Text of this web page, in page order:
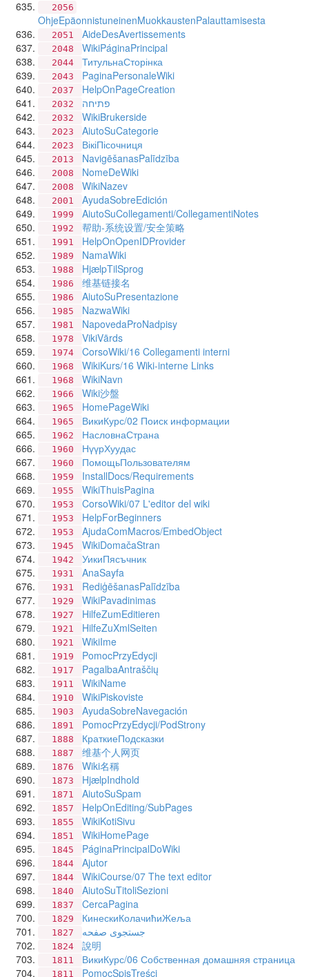
2056
OhjeEpäonnistuneinenMuokkaustenPalauttamisesta
2051 AideDesAvertissements
2048 WikiPáginaPrincipal
2044 ТитульнаСторінка
2043 PaginaPersonaleWiki
2037 HelpOnPageCreation
2032 פתיחה
2032 WikiBrukerside
2023 AiutoSuCategorie
2023 ВікіПісочниця
2013 NavigēšanasPalīdzība
2008 NomeDeWiki
2008 WikiNazev
2001 AyudaSobreEdición
1999 AiutoSuCollegamenti/CollegamentiNotes
1992 帮助-系统设置/安全策略
1991 HelpOnOpenIDProvider
1989 NamaWiki
1988 HjælpTilSprog
1986 维基链接名
1986 AiutoSuPresentazione
1985 NazwaWiki
1981 NapovedaProNadpisy
1978 VikiVārds
1974 CorsoWiki/16 Collegamenti interni
1968 WikiKurs/16 Wiki-interne Links
1968 WikiNavn
1966 Wiki沙盤
1965 HomePageWiki
1965 ВикиКурс/02 Поиск информации
1962 НасловнаСтрана
1960 НүүрХуудас
1960 ПомощьПользователям
1959 InstallDocs/Requirements
1955 WikiThuisPagina
1953 CorsoWiki/07 L'editor del wiki
1953 HelpForBeginners
1953 AjudaComMacros/EmbedObject
1945 WikiDomačaStran
1942 УикиПясъчник
1931 AnaSayfa
1931 RediģēšanasPalīdzība
1929 WikiPavadinimas
1927 HilfeZumEditieren
1921 HilfeZuXmlSeiten
1921 WikiIme
1919 PomocPrzyEdycji
1917 PagalbaAntraščių
1911 WikiName
1910 WikiPiskoviste
1903 AyudaSobreNavegación
1891 PomocPrzyEdycji/PodStrony
1888 КраткиеПодсказки
1887 维基个人网页
1876 Wiki名稱
1873 HjælpIndhold
1871 AiutoSuSpam
1857 HelpOnEditing/SubPages
1855 WikiKotiSivu
1851 WikiHomePage
1845 PáginaPrincipalDoWiki
1844 Ajutor
1844 WikiCourse/07 The text editor
1840 AiutoSuTitoliSezioni
1837 CercaPagina
1829 КинескиКолачићиЖеља
1827 جستجوی صفحه
1824 說明
1811 ВикиКурс/06 Собственная домашняя страница
1811 PomocSpisTreści